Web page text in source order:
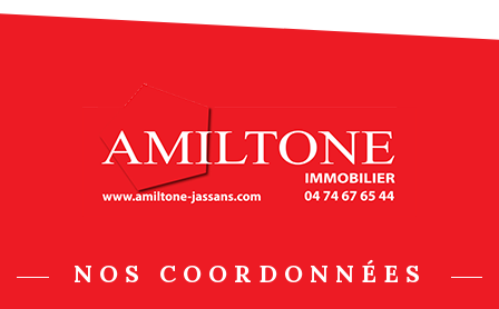
NOS COORDONNÉES